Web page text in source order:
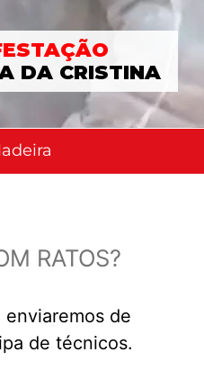
DA CRISTINA
RATOS?
de
de técnicos.